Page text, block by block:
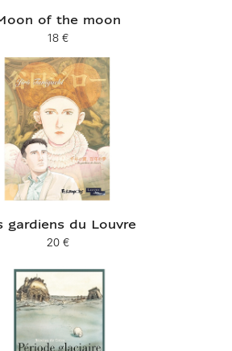
of the moon
Prix ​​actuel
18 €
gardiens du Louvre
Prix ​​actuel
20 €